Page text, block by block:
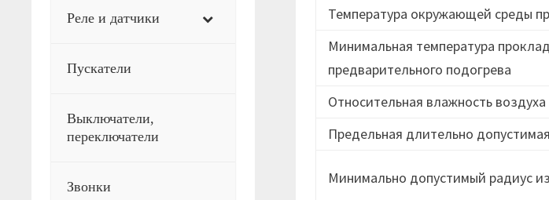
Температура окружающей среды
Минимальная температура
предварительного подогрева
Относительная влажность
Предельная длительно
Минимально допустимый радиус
Реле и датчики
Пускатели
Выключатели,
переключатели
Звонки